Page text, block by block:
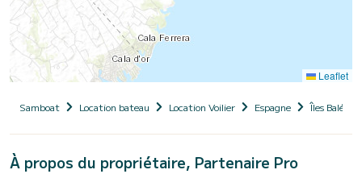
Leaflet
Samboat Location bateau Location Voilier Espagne Îles Baléares
À propos du propriétaire, Partenaire Pro